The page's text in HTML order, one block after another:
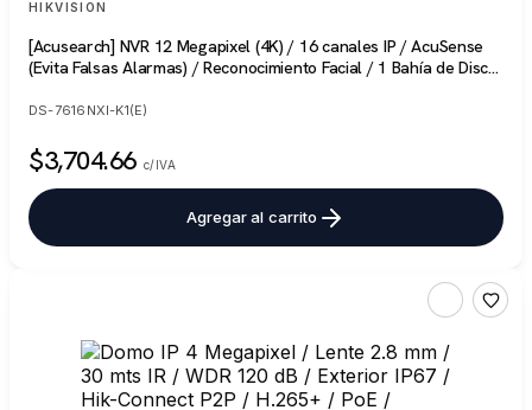
HIKVISION
[Acusearch] NVR 12 Megapixel (4K) / 16 canales IP / AcuSense
(Evita Falsas Alarmas) / Reconocimiento Facial / 1 Bahía de Disco
DS-7616NXI-K1(E)
$3,704.66 c/IVA
Agregar al carrito